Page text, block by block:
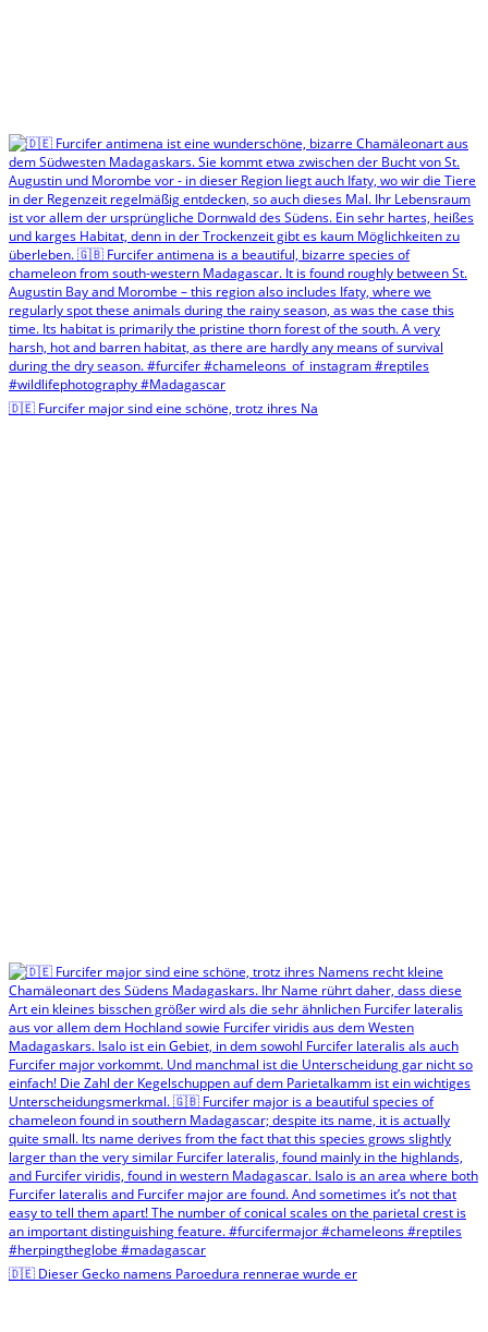
🇩🇪 Furcifer major sind eine schöne, trotz ihres Na
🇩🇪 Dieser Gecko namens Paroedura rennerae wurde er